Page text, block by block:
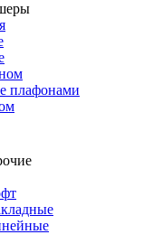
плафонами